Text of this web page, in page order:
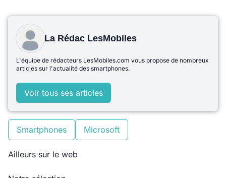
La Rédac LesMobiles
L'équipe de rédacteurs LesMobiles.com vous propose de nombreux
articles sur l'actualité des smartphones.
Voir tous ses articles
Smartphones Microsoft
Ailleurs sur le web